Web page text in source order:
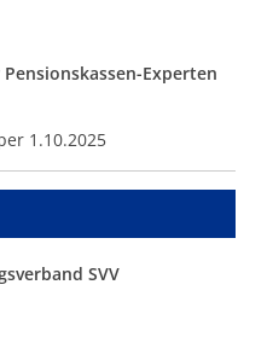
Experten
1.10.2025
SVV